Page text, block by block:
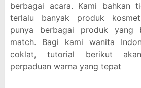
berbagai acara. Kami bahkan
terlalu banyak produk
punya berbagai produk
match. Bagi kami wanita
coklat, tutorial berikut
perpaduan warna yang tepat